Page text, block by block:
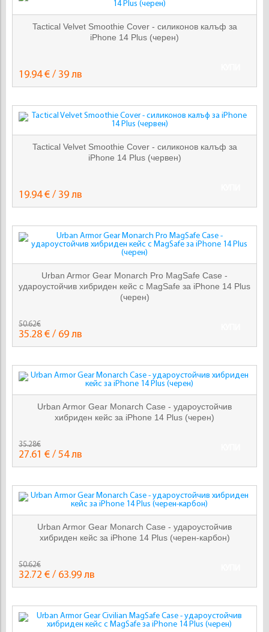
Tactical Velvet Smoothie Cover - силиконов калъф за
iPhone 14 Plus (черен)
19.94 € / 39 лв
Tactical Velvet Smoothie Cover - силиконов калъф за
iPhone 14 Plus (червен)
19.94 € / 39 лв
Urban Armor Gear Monarch Pro MagSafe Case -
удароустойчив хибриден кейс с MagSafe за iPhone 14 Plus
(черен)
50.62€
35.28 € / 69 лв
Urban Armor Gear Monarch Case - удароустойчив
хибриден кейс за iPhone 14 Plus (черен)
35.28€
27.61 € / 54 лв
Urban Armor Gear Monarch Case - удароустойчив
хибриден кейс за iPhone 14 Plus (черен-карбон)
50.62€
32.72 € / 63.99 лв